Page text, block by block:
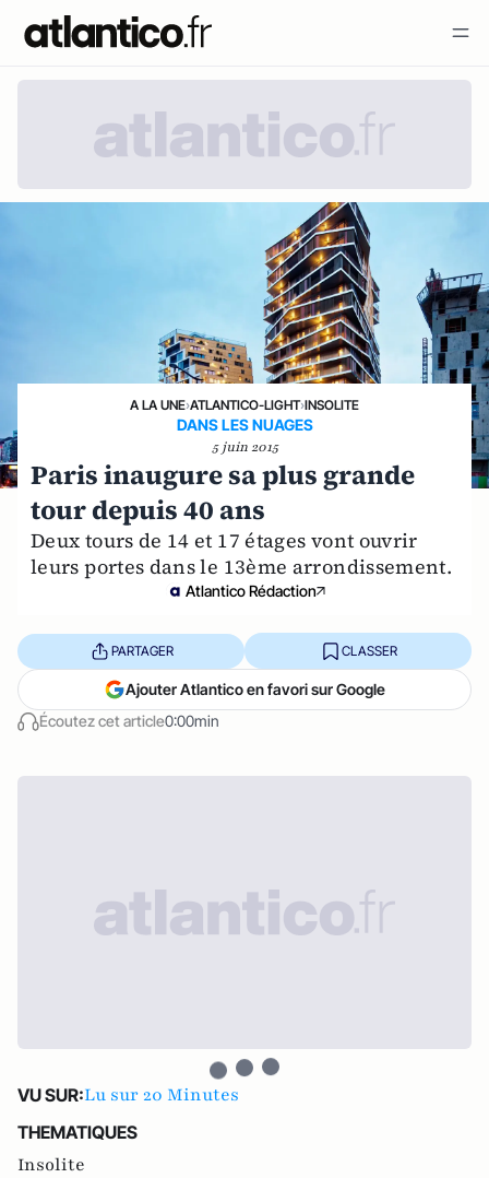
A LA UNE›ATLANTICO-LIGHT›INSOLITE
DANS LES NUAGES
5 juin 2015
Paris inaugure sa plus grande
tour depuis 40 ans
Deux tours de 14 et 17 étages vont ouvrir
leurs portes dans le 13ème arrondissement.
Atlantico Rédaction
Écoutez cet article0:00min
PARTAGER CLASSER
Ajouter Atlantico en favori sur Google
VU SUR:Lu sur 20 Minutes
THEMATIQUES
Insolite